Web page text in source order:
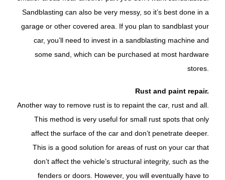
Sandblasting can also be very messy, so it’s best done in a
garage or other covered area. If you plan to sandblast your
car, you’ll need to invest in a sandblasting machine and
some sand, which can be purchased at most hardware
stores.
Rust and paint repair.
Another way to remove rust is to repaint the car, rust and all.
This method is very useful for small rust spots that only
affect the surface of the car and don’t penetrate deeper.
This is a good solution for areas of rust on your car that
don’t affect the vehicle’s structural integrity, such as the
fenders or doors. However, you will eventually have to